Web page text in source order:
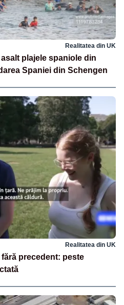
Realitatea din UK
plajele spaniole din
Spaniei din Schengen
Realitatea din UK
precedent: peste